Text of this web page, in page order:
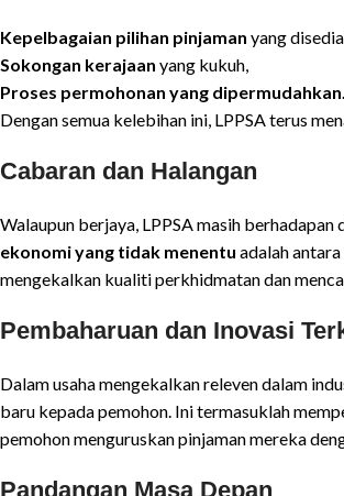
Kepelbagaian pilihan pinjaman yang
Sokongan kerajaan yang kukuh,
Proses permohonan yang dipermudahkan.
Dengan semua kelebihan ini, LPPSA terus
Cabaran dan Halangan
Walaupun berjaya, LPPSA masih berhadapan
ekonomi yang tidak menentu adalah
mengekalkan kualiti perkhidmatan dan
Pembaharuan dan Inovasi
Dalam usaha mengekalkan releven dalam
baru kepada pemohon. Ini termasuklah
pemohon menguruskan pinjaman mereka
Pandangan Masa Depan